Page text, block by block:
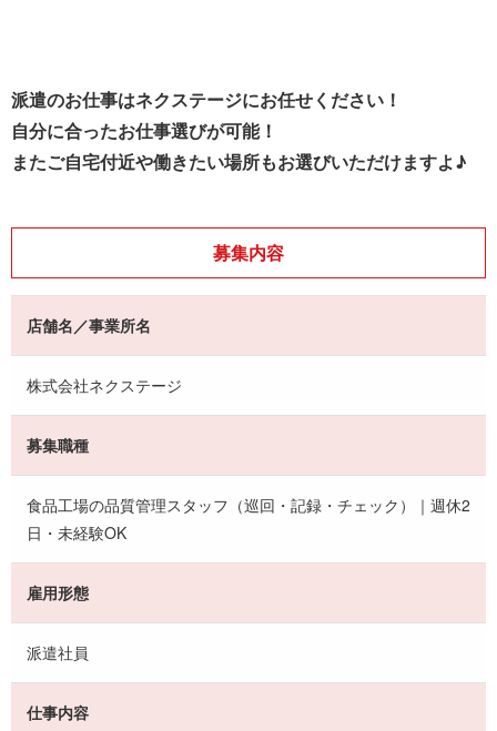
派遣のお仕事はネクステージにお任せください！
自分に合ったお仕事選びが可能！
またご自宅付近や働きたい場所もお選びいただけますよ♪
募集内容
店舗名／事業所名
株式会社ネクステージ
募集職種
食品工場の品質管理スタッフ（巡回・記録・チェック）｜週休2
日・未経験OK
雇用形態
派遣社員
仕事内容